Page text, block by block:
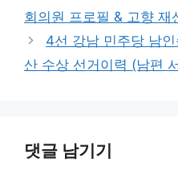
회의원 프로필 & 고향 재
4선 강남 민주당 남
산 수상 선거이력 (남편
댓글 남기기